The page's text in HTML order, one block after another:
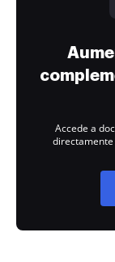
Accede a
directamente